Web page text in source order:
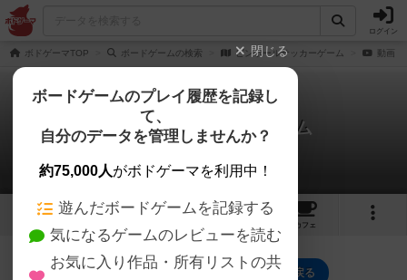
ログイン
ボドゲーマTOP ボードゲームの検索 ピンボールサッカーゲーム 動画
ピンボールサッカーゲーム
0件の動画
カフェ
ピンボールサッカーゲームのトップに戻る
閉じる
ボードゲームのプレイ履歴を記録し
て、
自分のデータを管理しませんか？
約75,000人がボドゲーマを利用中！
遊んだボードゲームを記録する
気になるゲームのレビューを読む
お気に入り作品・所有リストの共